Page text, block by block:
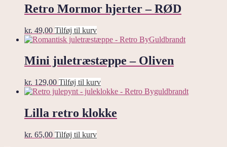
Retro Mormor hjerter – RØD
kr. 49,00 Tilføj til kurv
Mini juletræstæppe – Oliven
kr. 129,00 Tilføj til kurv
Lilla retro klokke
kr. 65,00 Tilføj til kurv